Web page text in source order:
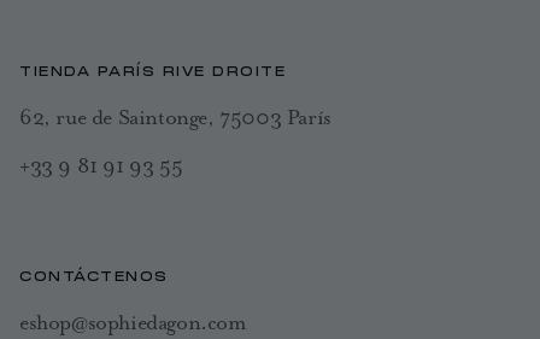
TIENDA PARÍS RIVE DROITE
62, rue de Saintonge, 75003 París
+33 9 81 91 93 55
CONTÁCTENOS
eshop@sophiedagon.com